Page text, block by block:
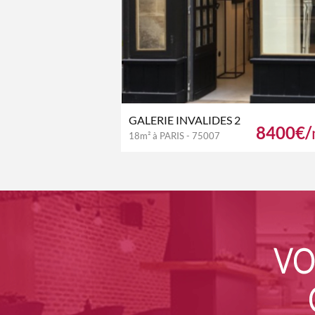
GALERIE INVALIDES 2
18m² à PARIS - 75007 8400€/